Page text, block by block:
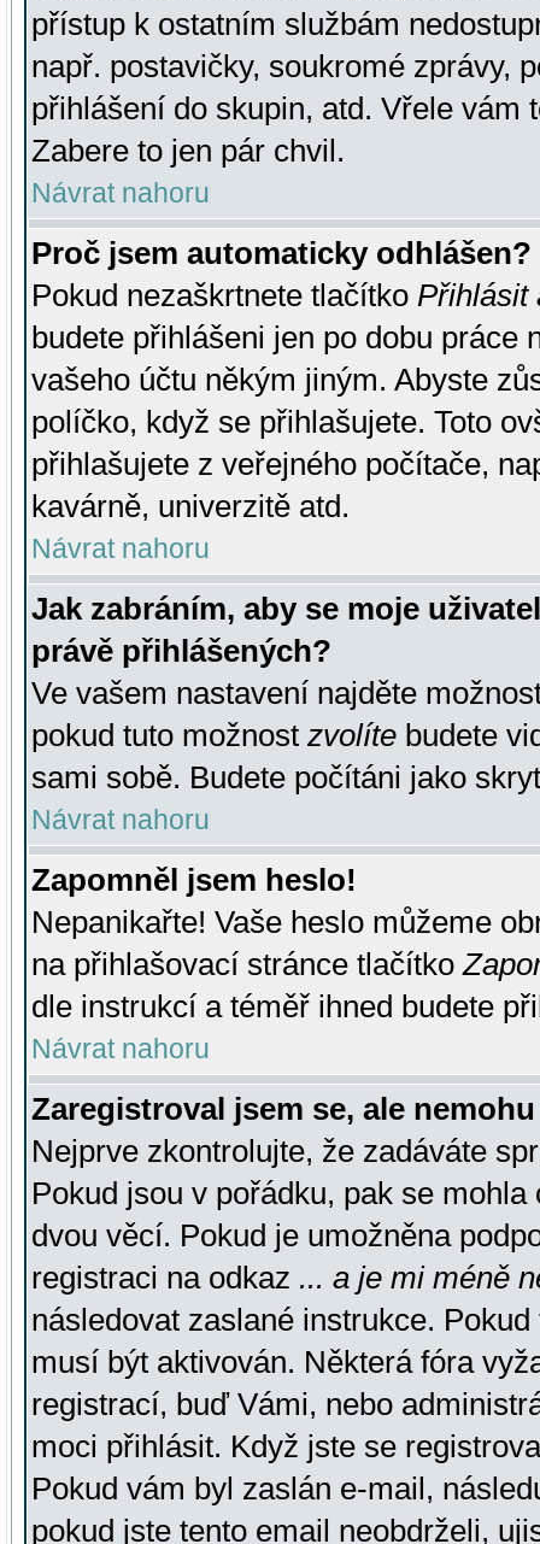
přístup k ostatním službám
např. postavičky, soukromé zprávy,
přihlášení do skupin, atd. Vřele vám
Zabere to jen pár chvil.
Návrat nahoru
Proč jsem automaticky odhlášen?
Pokud nezaškrtnete tlačítko Přihlásit
budete přihlášeni jen po dobu práce
vašeho účtu někým jiným. Abyste
políčko, když se přihlašujete. Toto
přihlašujete z veřejného počítače,
kavárně, univerzitě atd.
Návrat nahoru
Jak zabráním, aby se moje
právě přihlášených?
Ve vašem nastavení najděte
pokud tuto možnost zvolíte budete
sami sobě. Budete počítáni jako
Návrat nahoru
Zapomněl jsem heslo!
Nepanikařte! Vaše heslo můžeme
na přihlašovací stránce tlačítko
dle instrukcí a téměř ihned budete
Návrat nahoru
Zaregistroval jsem se, ale
Nejprve zkontrolujte, že zadáváte
Pokud jsou v pořádku, pak se
dvou věcí. Pokud je umožněna
registraci na odkaz ... a je mi méně
následovat zaslané instrukce.
musí být aktivován. Některá fóra
registrací, buď Vámi, nebo
moci přihlásit. Když jste se
Pokud vám byl zaslán e-mail,
pokud jste tento email neobdrželi,